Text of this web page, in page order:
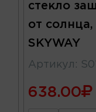
стекло
от солнца,
SKYWAY
Артикул :
638.00